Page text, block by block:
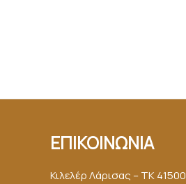
ΕΠΙΚΟΙΝΩΝΙΑ
Κιλελέρ Λάρισας – ΤΚ 41500